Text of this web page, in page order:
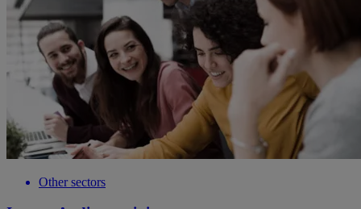
Other sectors